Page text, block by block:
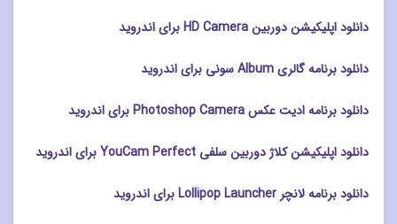
دانلود اپلیکیشن دوربین HD Camera برای اندروید
دانلود برنامه گالری Album سونی برای اندروید
دانلود برنامه ادیت عکس Photoshop Camera برای اندروید
دانلود اپلیکیشن کلاژ دوربین سلفی YouCam Perfect برای اندروید
دانلود برنامه لانچر Lollipop Launcher برای اندروید